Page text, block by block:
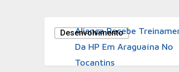
Desenvolvimento
Aliança Recebe
Da HP Em Araguaína No
Tocantins